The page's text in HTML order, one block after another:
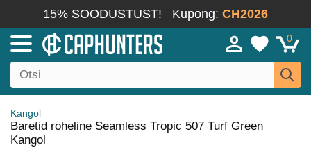
15% SOODUSTUST! Kupong: CH2026
0
Kangol
Baretid roheline Seamless Tropic 507 Turf Green
Kangol